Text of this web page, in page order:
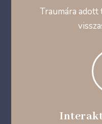
Traumára